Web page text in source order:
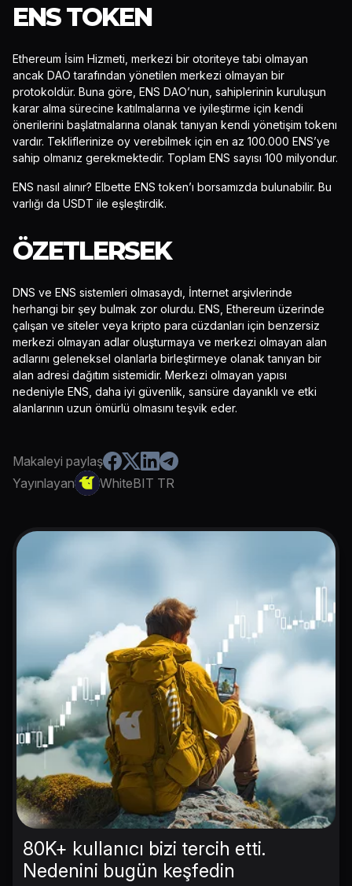
ENS TOKEN
Ethereum İsim Hizmeti, merkezi bir otoriteye tabi olmayan
ancak DAO tarafından yönetilen merkezi olmayan bir
protokoldür. Buna göre, ENS DAO’nun, sahiplerinin kuruluşun
karar alma sürecine katılmalarına ve iyileştirme için kendi
önerilerini başlatmalarına olanak tanıyan kendi yönetişim tokenı
vardır. Tekliflerinize oy verebilmek için en az 100.000 ENS’ye
sahip olmanız gerekmektedir. Toplam ENS sayısı 100 milyondur.
ENS nasıl alınır? Elbette ENS token’ı borsamızda bulunabilir. Bu
varlığı da USDT ile eşleştirdik.
ÖZETLERSEK
DNS ve ENS sistemleri olmasaydı, İnternet arşivlerinde
herhangi bir şey bulmak zor olurdu. ENS, Ethereum üzerinde
çalışan ve siteler veya kripto para cüzdanları için benzersiz
merkezi olmayan adlar oluşturmaya ve merkezi olmayan alan
adlarını geleneksel olanlarla birleştirmeye olanak tanıyan bir
alan adresi dağıtım sistemidir. Merkezi olmayan yapısı
nedeniyle ENS, daha iyi güvenlik, sansüre dayanıklı ve etki
alanlarının uzun ömürlü olmasını teşvik eder.
Makaleyi paylaş
Yayınlayan
WhiteBIT TR
80K+ kullanıcı bizi tercih etti.
Nedenini bugün keşfedin